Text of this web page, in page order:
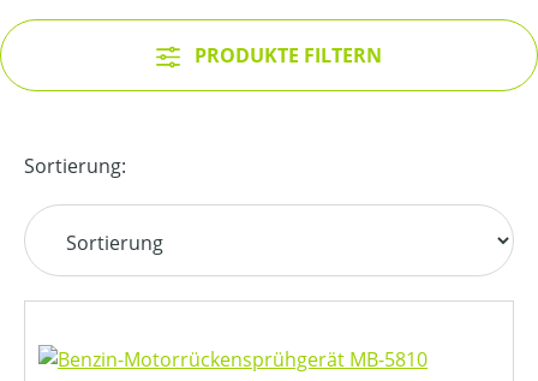
PRODUKTE FILTERN
Sortierung: